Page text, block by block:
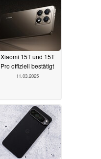
Xiaomi 15T und 15T
Pro offiziell bestätigt
11.03.2025